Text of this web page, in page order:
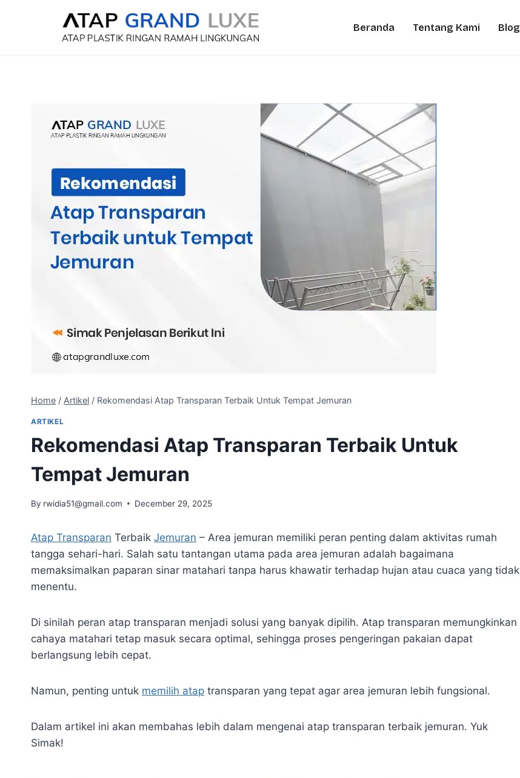
Beranda Tentang Kami Blog
Home / Artikel / Rekomendasi Atap Transparan Terbaik Untuk Tempat Jemuran
ARTIKEL
Rekomendasi Atap Transparan Terbaik Untuk
Tempat Jemuran
By rwidia51@gmail.com December 29, 2025
Atap Transparan Terbaik Jemuran – Area jemuran memiliki peran penting dalam aktivitas rumah
tangga sehari-hari. Salah satu tantangan utama pada area jemuran adalah bagaimana
memaksimalkan paparan sinar matahari tanpa harus khawatir terhadap hujan atau cuaca yang tidak
menentu.
Di sinilah peran atap transparan menjadi solusi yang banyak dipilih. Atap transparan memungkinkan
cahaya matahari tetap masuk secara optimal, sehingga proses pengeringan pakaian dapat
berlangsung lebih cepat.
Namun, penting untuk memilih atap transparan yang tepat agar area jemuran lebih fungsional.
Dalam artikel ini akan membahas lebih dalam mengenai atap transparan terbaik jemuran. Yuk
Simak!